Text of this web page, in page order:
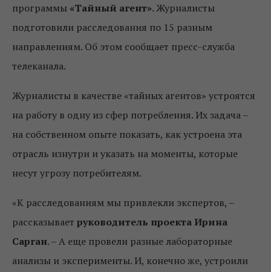
программы «Тайный агент». Журналисты
подготовили расследования по 15 разным
направлениям. Об этом сообщает пресс-служба
телеканала.
Журналисты в качестве «тайных агентов» устроятся
на работу в одну из сфер потребления. Их задача –
на собственном опыте показать, как устроена эта
отрасль изнутри и указать на моменты, которые
несут угрозу потребителям.
«К расследованиям мы привлекли экспертов, –
рассказывает руководитель проекта Ирина
Сарган. – А еще провели разные лабораторные
анализы и эксперименты. И, конечно же, устроили